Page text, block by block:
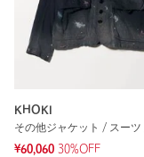
KHOKI
¥60,060 30%OFF